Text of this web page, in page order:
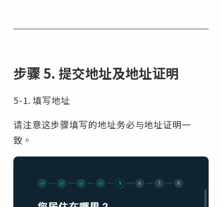
步骤 5. 提交地址及地址证明
5-1. 填写地址
请注意这步骤填写的地址务必与地址证明一
致。